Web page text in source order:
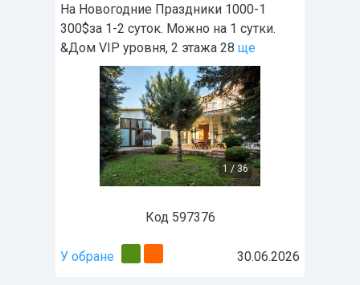
На Новогодние Праздники 1000-1
300$за 1-2 суток. Можно на 1 сутки.
&Дом VIP уровня, 2 этажа 28 ще
1 /36
Код 597376
У обране 30.06.2026